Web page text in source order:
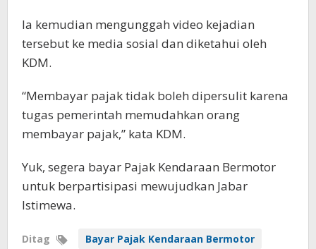
Ia kemudian mengunggah video kejadian
tersebut ke media sosial dan diketahui oleh
KDM.
“Membayar pajak tidak boleh dipersulit karena
tugas pemerintah memudahkan orang
membayar pajak,” kata KDM.
Yuk, segera bayar Pajak Kendaraan Bermotor
untuk berpartisipasi mewujudkan Jabar
Istimewa.
Ditag
Bayar Pajak Kendaraan Bermotor